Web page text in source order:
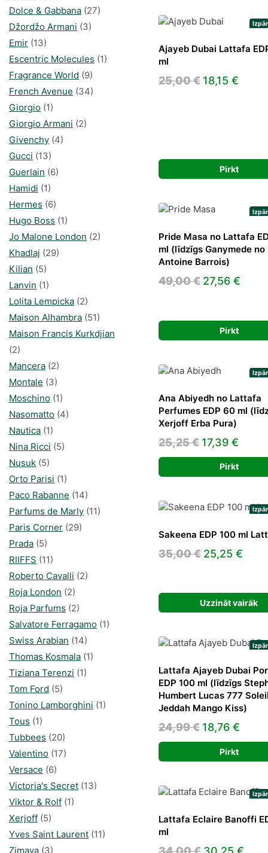
Ajayeb Dubai Lattafa
ml
25,00€ Original
18,15 €
Pirkt
Pride Masa no Lattafa
ml (līdzīgs Ganymede no
Antoine Barrois)
49,00€ Original
49,00 €.
27,56 €
Pirkt
Ana Abiyedh no Lattafa
Perfumes EDP 60 ml
Xerjoff Erba Pura)
25,25€ Original
price
was:
17,39 €
price
is:
Pirkt
Sakeena EDP 100 ml
35,00€ Original
35,00 €.
25,25 €
Uzzināt vairāk
Lattafa Ajayeb Dubai
EDP 100 ml (līdzīgs
Humbert Lucas 777
Jeddah Mango Kiss)
24,99€ Original
price
was:
18,76 €
price
is:
Pirkt
Lattafa Eclaire Banoffi
ml
Original
Dolce & Gabbana (27)
Džordžo Armani (3)
Emir (13)
Escentric Molecules (1)
Fragrance World (9)
French Avenue (34)
Giorgio (1)
Giorgio Armani (2)
Givenchy (4)
Gucci (13)
Guerlain (6)
Hamidi (1)
Hermes (6)
Hugo Boss (1)
Jo Malone London (2)
Khadlaj (29)
Kilian (5)
Lanvin (1)
Lolita Lempicka (2)
Maison Alhambra (51)
Maison Francis Kurkdjian
(2)
Mancera (2)
Montale (3)
Moschino (1)
Nasomatto (4)
Nautica (1)
Nina Ricci (5)
Nusuk (5)
Orto Parisi (1)
Paco Rabanne (14)
Parfums de Marly (11)
Paris Corner (29)
Prada (5)
RIIFFS (11)
Roberto Cavalli (2)
Roja London (2)
Roja Parfums (2)
Salvatore Ferragamo (1)
Swiss Arabian (14)
Thomas Kosmala (1)
Tiziana Terenzi (1)
Tom Ford (5)
Tonino Lamborghini (1)
Tous (1)
Tubbees (20)
Valentino (17)
Versace (6)
Victoria's Secret (13)
Viktor & Rolf (1)
Xerjoff (5)
Yves Saint Laurent (11)
Zimaya (3)